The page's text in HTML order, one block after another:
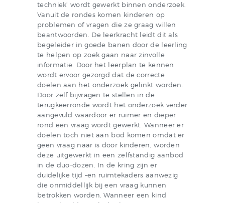
techniek’ wordt gewerkt binnen onderzoek.
Vanuit de rondes komen kinderen op
problemen of vragen die ze graag willen
beantwoorden. De leerkracht leidt dit als
begeleider in goede banen door de leerling
te helpen op zoek gaan naar zinvolle
informatie. Door het leerplan te kennen
wordt ervoor gezorgd dat de correcte
doelen aan het onderzoek gelinkt worden.
Door zelf bijvragen te stellen in de
terugkeerronde wordt het onderzoek verder
aangevuld waardoor er ruimer en dieper
rond een vraag wordt gewerkt. Wanneer er
doelen toch niet aan bod komen omdat er
geen vraag naar is door kinderen, worden
deze uitgewerkt in een zelfstandig aanbod
in de duo-dozen. In de kring zijn er
duidelijke tijd –en ruimtekaders aanwezig
die onmiddellijk bij een vraag kunnen
betrokken worden. Wanneer een kind